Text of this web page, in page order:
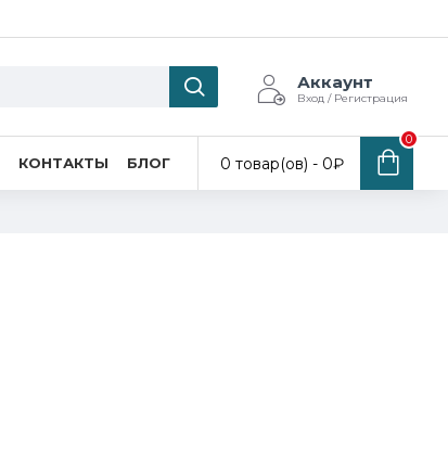
Аккаунт
Вход / Регистрация
КОНТАКТЫ БЛОГ 0 товар(ов) - 0₽
0